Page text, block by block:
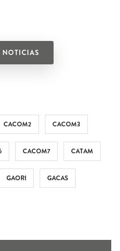
NOTICIAS
CACOM2 CACOM3
CACOM7 CATAM
GAORI GACAS